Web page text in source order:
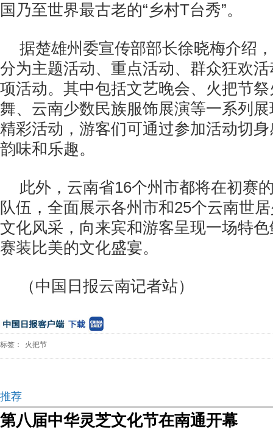
国乃至世界最古老的“乡村T台秀”。
据楚雄州委宣传部部长徐晓梅介绍
分为主题活动、重点活动、群众狂欢
项活动。其中包括文艺晚会、火把节
舞、云南少数民族服饰展演等一系列
精彩活动，游客们可通过参加活动切
韵味和乐趣。
此外，云南省16个州市都将在初赛
队伍，全面展示各州市和25个云南世
文化风采，向来宾和游客呈现一场特
赛装比美的文化盛宴。
（中国日报云南记者站）
标签： 火把节
推荐
第八届中华灵芝文化节在南通开幕